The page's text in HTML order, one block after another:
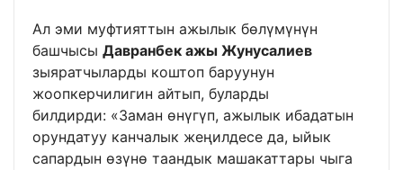
Ал эми муфтияттын ажылык бөлүмүнүн
башчысы Давранбек ажы Жунусалиев
зыяратчыларды коштоп баруунун
жоопкерчилигин айтып, буларды
билдирди: «Заман өнүгүп, ажылык ибадатын
орундатуу канчалык жеңилдесе да, ыйык
сапардын өзүнө таандык машакаттары чыга